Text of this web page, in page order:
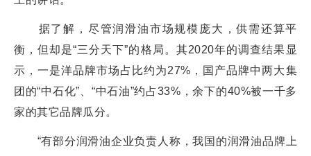
据了解，尽管润滑油市场规模庞大，供需还算平
衡，但却是“三分天下”的格局。其2020年的调查结果显
示，一是洋品牌市场占比约为27%，国产品牌中两大集
团的“中石化”、“中石油”约占33%，余下的40%被一千多
家的其它品牌瓜分。
“有部分润滑油企业负责人称，我国的润滑油品牌上